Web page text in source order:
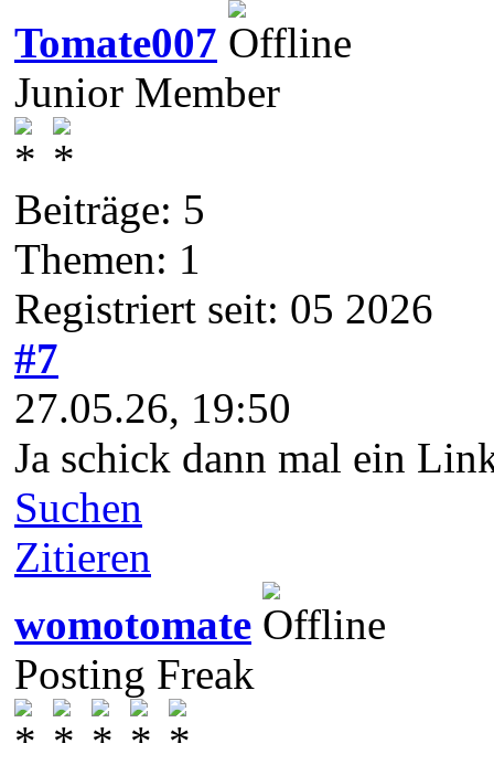
Tomate007
Junior Member
Beiträge: 5
Themen: 1
Registriert seit: 05 2026
#7
27.05.26, 19:50
Ja schick dann mal ein
Suchen
Zitieren
womotomate
Posting Freak